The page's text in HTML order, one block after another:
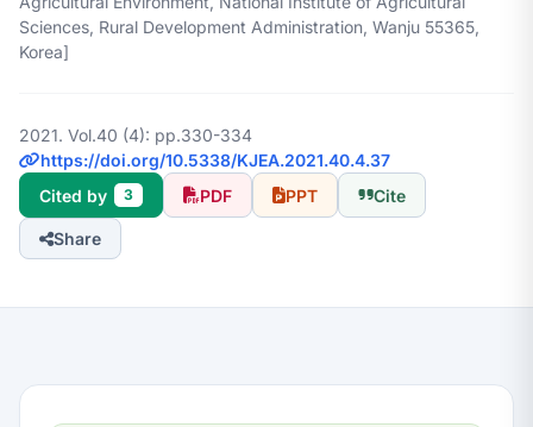
Sciences, Rural Development Administration, Wanju 55365,
Korea]
2021. Vol.40 (4): pp.330-334
https://doi.org/10.5338/KJEA.2021.40.4.37
Cited by
3 PDF PPT Cite
Share